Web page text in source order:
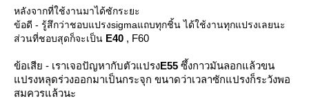
หลังจากที่ใช้งานมาได้ซักระยะ
ข้อดี - รู้สึกว่าชอบแปรงsigmaแถบทุกชิ้น ได้ใช้งานทุกแปรงเลยนะ
ส่วนที่ชอบสุดก็จะเป็น E40 , F60
ข้อเสีย - เราเจอปัญหากับตัวแปรงE55 ซึ้งกาวมันลอกแล้วขน
ปรงหลุดร่วงออกมาเป็นกระจุก ขนาดว่าเวลาซักแปรงก็ระวังพอ
สมควรแล้วนะ